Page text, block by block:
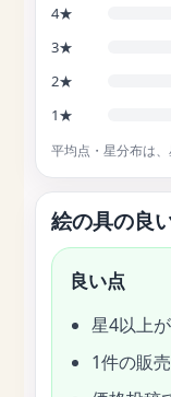
4★
3★
2★
1★
平均点・星分布は
絵の具の良
良い点
星4以上
1件の販